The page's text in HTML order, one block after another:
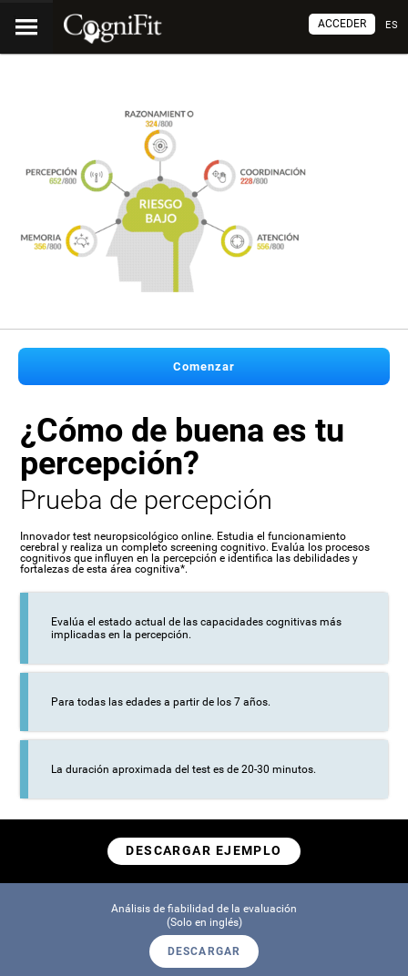
ES
ACCEDER
Comenzar
¿Cómo de buena es tu
percepción?
Prueba de percepción
Innovador test neuropsicológico online. Estudia el funcionamiento
cerebral y realiza un completo screening cognitivo. Evalúa los procesos
cognitivos que influyen en la percepción e identifica las debilidades y
fortalezas de esta área cognitiva*.
Evalúa el estado actual de las capacidades cognitivas más
implicadas en la percepción.
Para todas las edades a partir de los 7 años.
La duración aproximada del test es de 20-30 minutos.
DESCARGAR EJEMPLO
Análisis de fiabilidad de la evaluación
(Solo en inglés)
DESCARGAR